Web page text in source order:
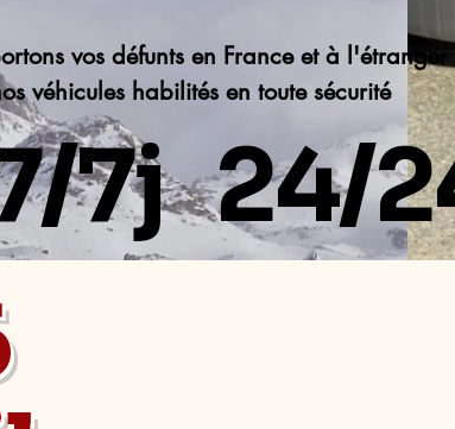
vos défunts en France et à l'étranger
véhicules habilités en toute sécurité
7j 24/